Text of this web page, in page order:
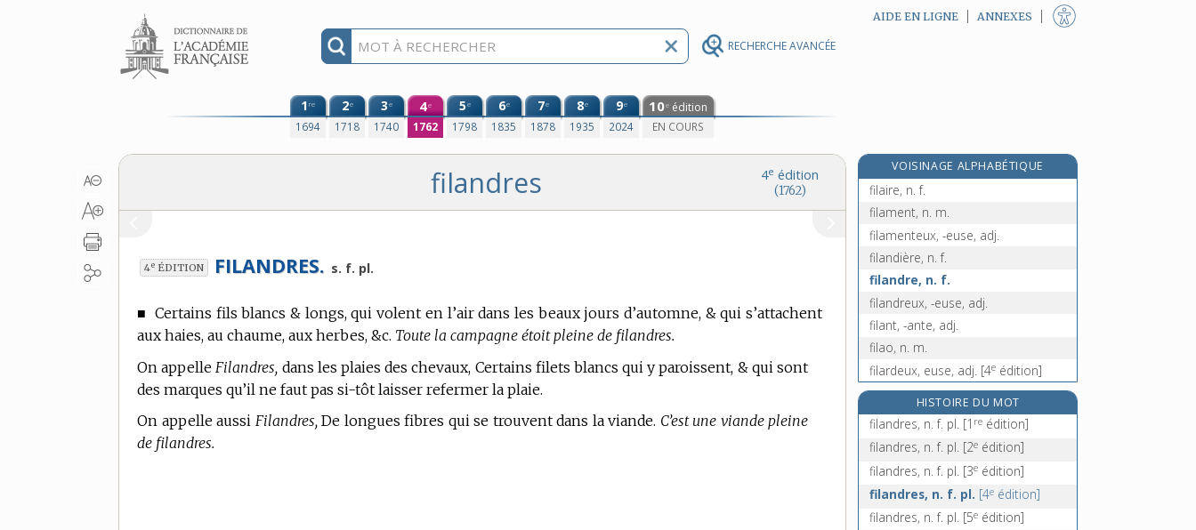
RECHERCHE AVANCÉE
Aller au contenu AIDE EN LIGNE ANNEXES
1re
1694
2e
1718
3e
1740
4e
1762
5e
1798
6e
1835
7e
1878
8e
1935
9e
2024
10e édition
EN COURS
4e édition
(1762)
filandres
4e ÉDITION FILANDRES. s. f. pl.
■Certains fils blancs & longs, qui volent en l’air dans les beaux jours d’automne, & qui s’attachent
aux haies, au chaume, aux herbes, &c. Toute la campagne étoit pleine de filandres.
On appelle Filandres, dans les plaies des chevaux, Certains filets blancs qui y paroissent, & qui sont
des marques qu’il ne faut pas si-tôt laisser refermer la plaie.
On appelle aussi Filandres,De longues fibres qui se trouvent dans la viande. C’est une viande pleine
de filandres.
VOISINAGE ALPHABÉTIQUE
filage, n. m.
filaire, n. f.
filament, n. m.
filamenteux, -euse, adj.
filandière, n. f.
filandre, n. f.
filandreux, -euse, adj.
filant, -ante, adj.
filao, n. m.
filardeux, euse, adj. [4e édition]
filariose, n. f.
filasse, n. f.
filassier, -ière, n.
HISTOIRE DU MOT
filandres, n. f. pl. [1 re édition]
filandres, n. f. pl. [2e édition]
filandres, n. f. pl. [3e édition]
filandres, n. f. pl. [4e édition]
filandres, n. f. pl. [5e édition]